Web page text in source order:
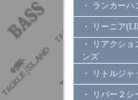
・ ランカーハ
・ リーニア
・ リアクシ
ンズ
・ リトルジャ
・ リバー２シ